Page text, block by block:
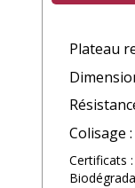
Plateau
Colisage
Certificats